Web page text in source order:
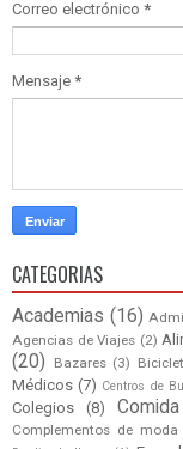
Correo electrónico *
Mensaje *
CATEGORIAS
Academias (16)
Agencias de Viajes (2)
(20)
Bazares (3)
Médicos (7) Centros de
Colegios (8)
Complementos de moda